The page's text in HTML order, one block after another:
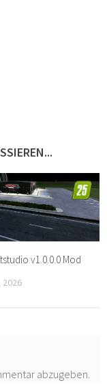
v1.0.0.0 Mod
2026
abzugeben.